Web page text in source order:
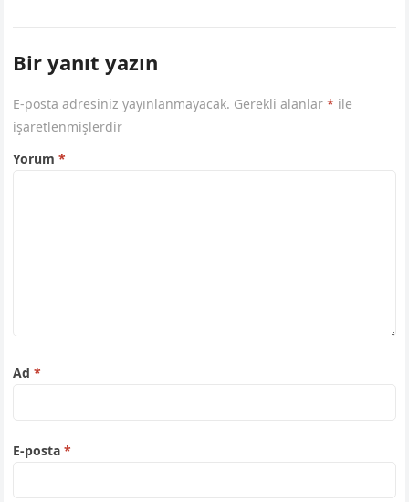
Bir yanıt yazın
E-posta adresiniz yayınlanmayacak. Gerekli alanlar* ile
işaretlenmişlerdir
Yorum*
Ad*
E-posta*